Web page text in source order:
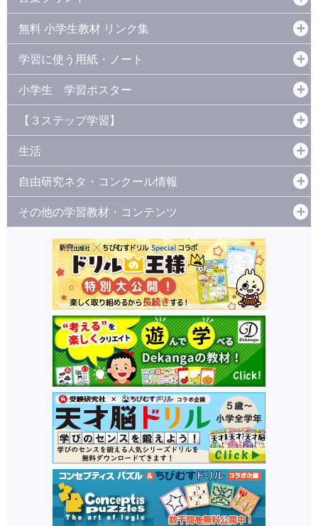
無料 小学生教材 リンク集
学習に使う用紙・ノート
小学生 学習ポスター
【３ステップ学習】
生活
自由研究ネタ・コンクール情報
その他の学習教材・コンテンツ